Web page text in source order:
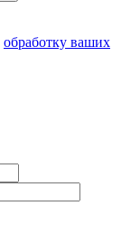
обработку ваших